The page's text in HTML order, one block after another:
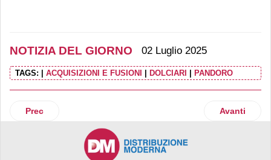
NOTIZIA DEL GIORNO 02 Luglio 2025
TAGS: ACQUISIZIONI E FUSIONI DOLCIARI PANDORO
Articolo precedente: Spreafico: nuova piattaforma a Fiano
Prec Articolo
Avanti